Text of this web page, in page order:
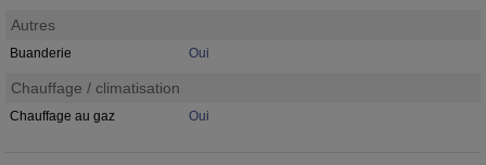
Autres
Buanderie Oui
Chauffage / climatisation
Chauffage au gaz Oui